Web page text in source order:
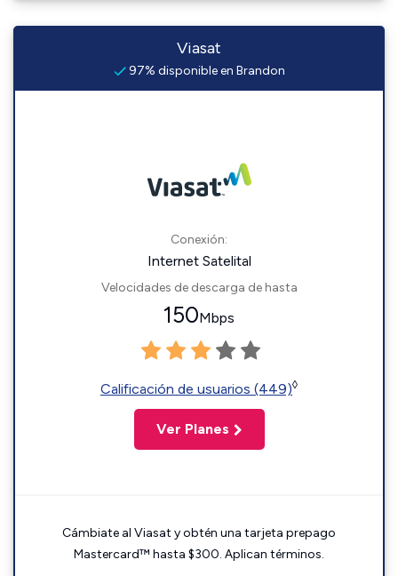
Viasat
97% disponible en Brandon
Conexión:
Internet Satelital
Velocidades de descarga de hasta
150Mbps
Calificación de usuarios (449)◊
Ver Planes
Cámbiate al Viasat y obtén una tarjeta prepago
Mastercard™ hasta $300. Aplican términos.